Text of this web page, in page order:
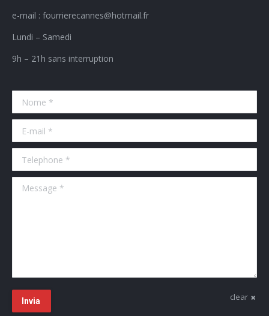
e-mail : fourrierecannes@hotmail.fr
Lundi – Samedi
9h – 21h sans interruption
Nome *
E-mail *
Telephone *
Message *
Invia clear